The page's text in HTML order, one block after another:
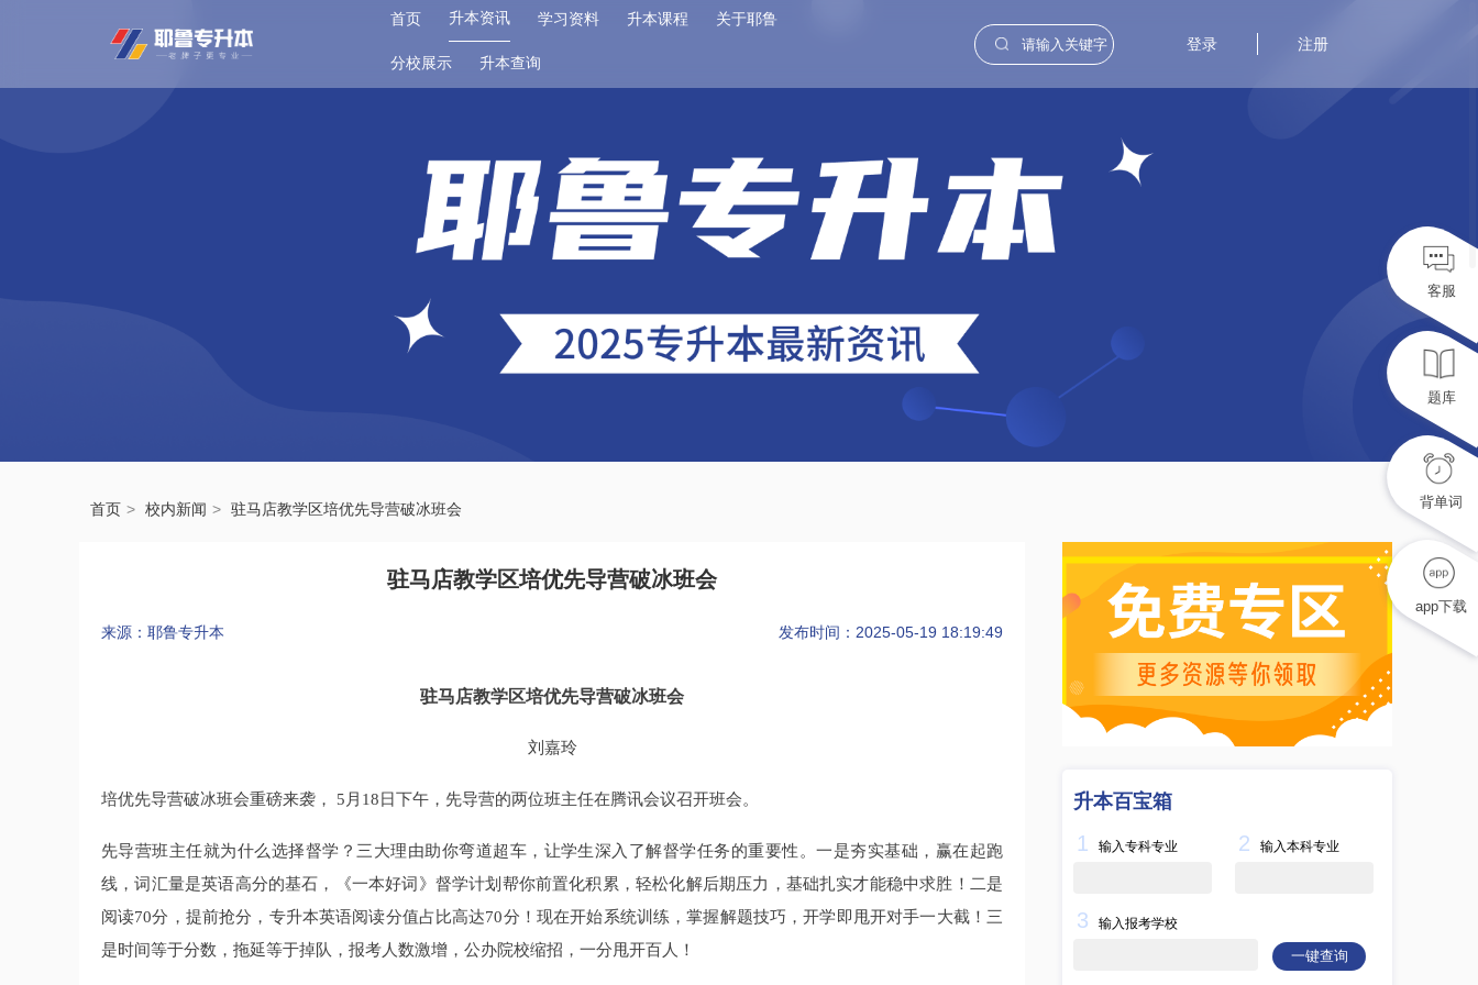
首页 升本资讯 学习资料 升本课程 关于耶鲁
分校展示 升本查询
登录 注册
首页 校内新闻 驻马店教学区培优先导营破冰班会
驻马店教学区培优先导营破冰班会
来源：耶鲁专升本 发布时间：2025-05-19 18:19:49
驻马店教学区培优先导营破冰班会
刘嘉玲
培优先导营破冰班会重磅来袭， 5月18日下午，先导营的两位班主任在腾讯会议召开班会。
先导营班主任就为什么选择督学？三大理由助你弯道超车，让学生深入了解督学任务的重要性。一是夯实基础，赢在起跑
线，词汇量是英语高分的基石，《一本好词》督学计划帮你前置化积累，轻松化解后期压力，基础扎实才能稳中求胜！二是
阅读70分，提前抢分，专升本英语阅读分值占比高达70分！现在开始系统训练，掌握解题技巧，开学即甩开对手一大截！三
是时间等于分数，拖延等于掉队，报考人数激增，公办院校缩招，一分甩开百人！
升本百宝箱
1 输入专科专业 2 输入本科专业
3 输入报考学校
一键查询
客服
题库
背单词
app下载